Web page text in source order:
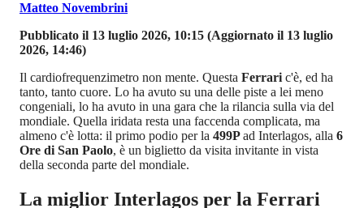
Matteo Novembrini
Pubblicato il 13 luglio 2026, 10:15 (Aggiornato il 13 luglio
2026, 14:46)
Il cardiofrequenzimetro non mente. Questa Ferrari c'è, ed ha
tanto, tanto cuore. Lo ha avuto su una delle piste a lei meno
congeniali, lo ha avuto in una gara che la rilancia sulla via del
mondiale. Quella iridata resta una faccenda complicata, ma
almeno c'è lotta: il primo podio per la 499Pad Interlagos, alla 6
Ore di San Paolo, è un biglietto da visita invitante in vista
della seconda parte del mondiale.
La miglior Interlagos per la Ferrari